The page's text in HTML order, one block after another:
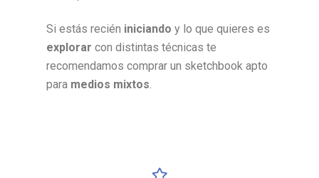
Si estás recién iniciando y lo que quieres es
explorar con distintas técnicas te
recomendamos comprar un sketchbook apto
para medios mixtos